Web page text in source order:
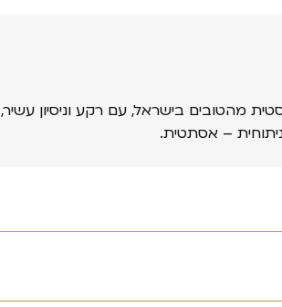
מהטובים בישראל, עם רקע וניסיון עשיר,
– אסתטית.